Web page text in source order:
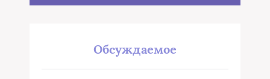
Обсуждаемое